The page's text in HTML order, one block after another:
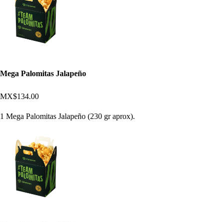
Mega Palomitas Jalapeño
MX$134.00
1 Mega Palomitas Jalapeño (230 gr aprox).